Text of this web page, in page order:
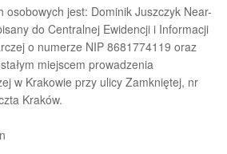
osobowych jest: Dominik Juszczyk Near-
do Centralnej Ewidencji i Informacji
o numerze NIP 8681774119 oraz
miejscem prowadzenia
w Krakowie przy ulicy Zamkniętej, nr
Kraków.